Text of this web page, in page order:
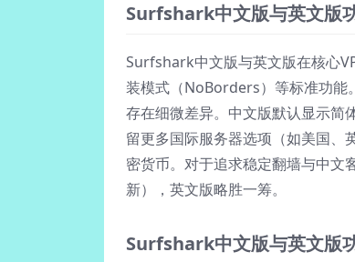
Surfshark中文版与英文版
Surfshark中文版与英文版在核心
装模式（NoBorders）等标准功能
存在细微差异。中文版默认显示简
留更多国际服务器选项（如美国、
密货币。对于追求稳定翻墙与中
新），英文版略胜一筹。
Surfshark中文版与英文版